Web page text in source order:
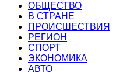
ОБЩЕСТВО
В СТРАНЕ
ПРОИСШЕСТВИЯ
РЕГИОН
CПОРТ
ЭКОНОМИКА
АВТО